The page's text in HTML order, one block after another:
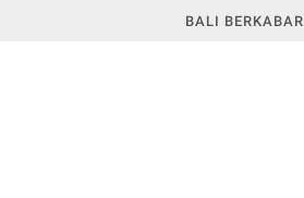
BALI BERKABAR